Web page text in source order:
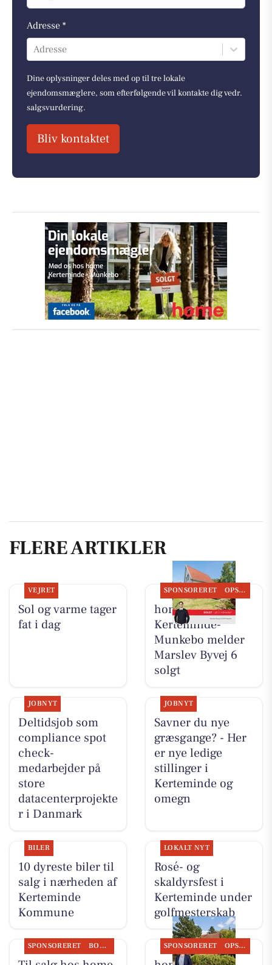
Adresse *
Adresse
Dine oplysninger deles med op til tre lokale
ejendomsmæglere, som efterfølgende vil kontakte dig vedr.
salgsvurdering.
Bliv kontaktet
FLERE ARTIKLER
VEJRET
Sol og varme tager
fat i dag
SPONSORERET OPSLAGSTAVLEN
home
Kerteminde-
Munkebo melder
Marslev Byvej 6
solgt
JOBNYT
Deltidsjob som
compliance spot
check-
medarbejder på
store
datacenterprojekte
r i Danmark
JOBNYT
Savner du nye
græsgange? - Her
er nye ledige
stillinger i
Kerteminde og
omegn
BILER
10 dyreste biler til
salg i nærheden af
Kerteminde
Kommune
LOKALT NYT
Rosé- og
skaldyrsfest i
Kerteminde under
golfmesterskab
SPONSORERET BOLIGMARKED SPONSORERET OPSLAGSTAVLEN